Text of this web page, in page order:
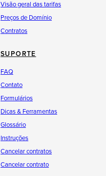
Visão geral das tarifas
Preços de Domínio
Contratos
SUPORTE
FAQ
Contato
Formulários
Dicas & Ferramentas
Glossário
Instruções
Cancelar contratos
Cancelar contrato